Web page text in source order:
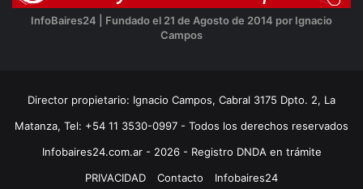
InfoBaires24 | Fundado el 21 de Agosto de 2014 por Ignacio
Campos
Director propietario: Ignacio Campos, Cabral 3175 Dpto. 2, La
Matanza, Tel: +54 11 3530-0997 - Todos los derechos reservados
Infobaires24.com.ar - 2026 - Registro DNDA en trámite
PRIVACIDAD
Contacto Infobaires24